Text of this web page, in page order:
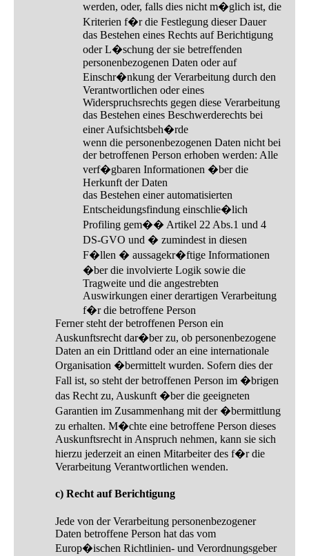
werden, oder, falls dies nicht m�glich ist, die
Kriterien f�r die Festlegung dieser Dauer
das Bestehen eines Rechts auf Berichtigung
oder L�schung der sie betreffenden
personenbezogenen Daten oder auf
Einschr�nkung der Verarbeitung durch den
Verantwortlichen oder eines
Widerspruchsrechts gegen diese Verarbeitung
das Bestehen eines Beschwerderechts bei
einer Aufsichtsbeh�rde
wenn die personenbezogenen Daten nicht bei
der betroffenen Person erhoben werden: Alle
verf�gbaren Informationen �ber die
Herkunft der Daten
das Bestehen einer automatisierten
Entscheidungsfindung einschlie�lich
Profiling gem�� Artikel 22 Abs.1 und 4
DS-GVO und � zumindest in diesen
F�llen � aussagekr�ftige Informationen
�ber die involvierte Logik sowie die
Tragweite und die angestrebten
Auswirkungen einer derartigen Verarbeitung
f�r die betroffene Person
Ferner steht der betroffenen Person ein
Auskunftsrecht dar�ber zu, ob personenbezogene
Daten an ein Drittland oder an eine internationale
Organisation �bermittelt wurden. Sofern dies der
Fall ist, so steht der betroffenen Person im �brigen
das Recht zu, Auskunft �ber die geeigneten
Garantien im Zusammenhang mit der �bermittlung
zu erhalten. M�chte eine betroffene Person dieses
Auskunftsrecht in Anspruch nehmen, kann sie sich
hierzu jederzeit an einen Mitarbeiter des f�r die
Verarbeitung Verantwortlichen wenden.
c) Recht auf Berichtigung
Jede von der Verarbeitung personenbezogener
Daten betroffene Person hat das vom
Europ�ischen Richtlinien- und Verordnungsgeber